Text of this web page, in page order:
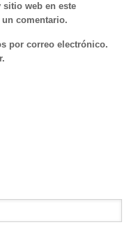
web en este
comentario.
por correo electrónico.